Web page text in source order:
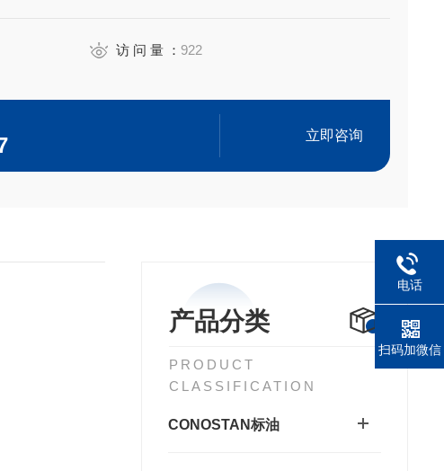
化氢气体，造成加工装置腐蚀及导致催化
访 问 量 ： 922
立即咨询
产品分类
PRODUCT
CLASSIFICATION
CONOSTAN标油
电话
扫码加微信